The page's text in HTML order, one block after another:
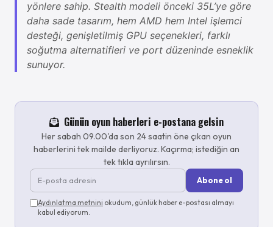
yönlere sahip. Stealth modeli önceki 35L’ye göre
daha sade tasarım, hem AMD hem Intel işlemci
desteği, genişletilmiş GPU seçenekleri, farklı
soğutma alternatifleri ve port düzeninde esneklik
sunuyor.
Günün oyun haberleri e-postana gelsin
Her sabah 09.00'da son 24 saatin öne çıkan oyun
haberlerini tek mailde derliyoruz. Kaçırma; istediğin an
tek tıkla ayrılırsın.
Abone ol
Aydınlatma metnini okudum, günlük haber e-postası almayı
kabul ediyorum.